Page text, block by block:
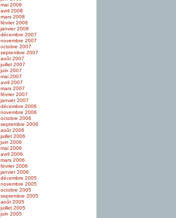
mai 2008
avril 2008
mars 2008
février 2008
janvier 2008
décembre 2007
novembre 2007
octobre 2007
septembre 2007
août 2007
juillet 2007
juin 2007
mai 2007
avril 2007
mars 2007
février 2007
janvier 2007
décembre 2006
novembre 2006
octobre 2006
septembre 2006
août 2006
juillet 2006
juin 2006
mai 2006
avril 2006
mars 2006
février 2006
janvier 2006
décembre 2005
novembre 2005
octobre 2005
septembre 2005
août 2005
juillet 2005
juin 2005